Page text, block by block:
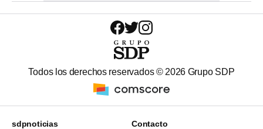
Todos los derechos reservados © 2026 Grupo SDP
sdpnoticias Contacto